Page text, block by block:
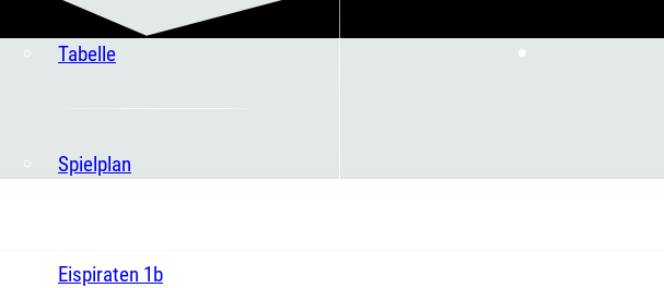
Tabelle
Spielplan
Eispiraten 1b